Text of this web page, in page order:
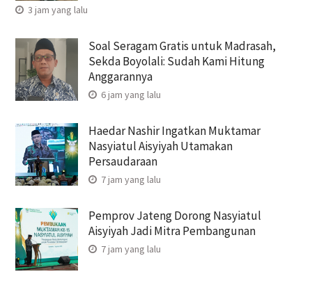
3 jam yang lalu
Soal Seragam Gratis untuk Madrasah,
Sekda Boyolali: Sudah Kami Hitung
Anggarannya
6 jam yang lalu
Haedar Nashir Ingatkan Muktamar
Nasyiatul Aisyiyah Utamakan
Persaudaraan
7 jam yang lalu
Pemprov Jateng Dorong Nasyiatul
Aisyiyah Jadi Mitra Pembangunan
7 jam yang lalu